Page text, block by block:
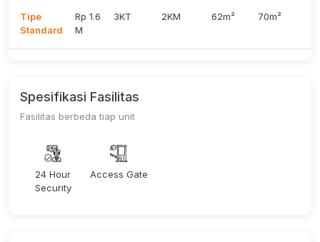
Tipe
Standard
Rp 1.6
M
3KT 2KM 62m² 70m²
Spesifikasi Fasilitas
Fasilitas berbeda tiap unit
24 Hour
Security
Access Gate